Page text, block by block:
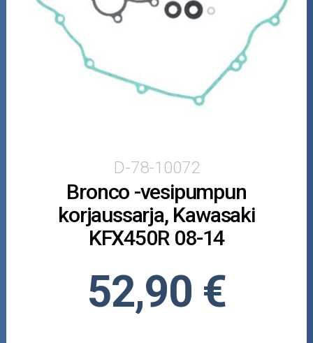
Mönkijän osat
Puutarha ja metsä
Öljyt ja kemikaalit
Työkalut
D-78-10072
Bronco -vesipumpun
korjaussarja, Kawasaki
KFX450R 08-14
52,90 €